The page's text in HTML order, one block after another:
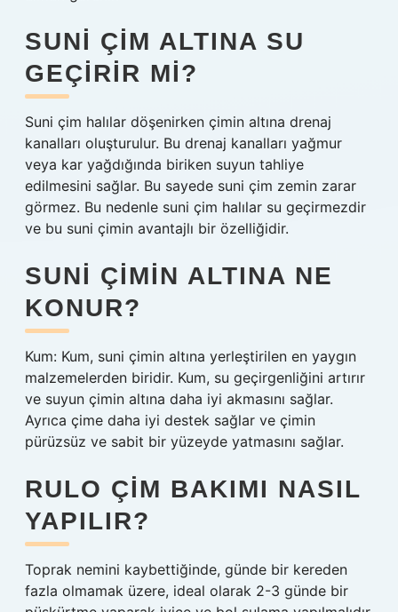
SUNI ÇIM ALTINA SU
GEÇIRIR MI?
Suni çim halılar döşenirken çimin altına drenaj
kanalları oluşturulur. Bu drenaj kanalları yağmur
veya kar yağdığında biriken suyun tahliye
edilmesini sağlar. Bu sayede suni çim zemin zarar
görmez. Bu nedenle suni çim halılar su geçirmezdir
ve bu suni çimin avantajlı bir özelliğidir.
SUNI ÇIMIN ALTINA NE
KONUR?
Kum: Kum, suni çimin altına yerleştirilen en yaygın
malzemelerden biridir. Kum, su geçirgenliğini artırır
ve suyun çimin altına daha iyi akmasını sağlar.
Ayrıca çime daha iyi destek sağlar ve çimin
pürüzsüz ve sabit bir yüzeyde yatmasını sağlar.
RULO ÇIM BAKIMI NASIL
YAPILIR?
Toprak nemini kaybettiğinde, günde bir kereden
fazla olmamak üzere, ideal olarak 2-3 günde bir